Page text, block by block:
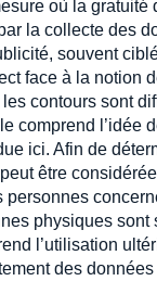
où la gratuité
la collecte des
souvent
face à la notion
contours sont
comprend l’idée
ici. Afin de
être
personnes
physiques sont
l’utilisation
des